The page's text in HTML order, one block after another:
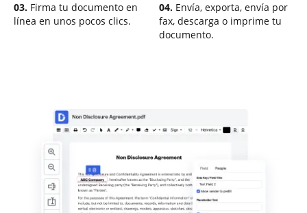
03. Firma tu documento en
línea en unos pocos clics.
04. Envía, exporta, envía por
fax, descarga o imprime tu
documento.